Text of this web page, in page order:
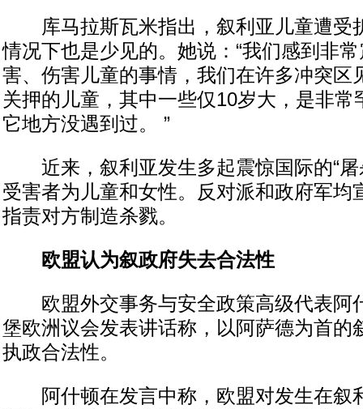
库马拉斯瓦米指出，叙利亚儿童遭受
情况下也是少见的。她说：“我们感到非
害、伤害儿童的事情，我们在许多冲突区
关押的儿童，其中一些仅10岁大，是非常
它地方没遇到过。 ”
近来，叙利亚发生多起震惊国际的“屠
受害者为儿童和女性。反对派和政府军均
指责对方制造杀戮。
欧盟认为叙政府失去合法性
欧盟外交事务与安全政策高级代表阿
堡欧洲议会发表讲话称，以阿萨德为首的
执政合法性。
阿什顿在发言中称，欧盟对发生在叙